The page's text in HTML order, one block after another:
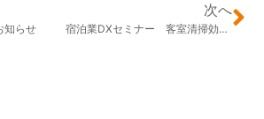
知らせ
次へ
宿泊業DXセミナー 客室清掃効率化アプリ「DAYナビ」事例発表